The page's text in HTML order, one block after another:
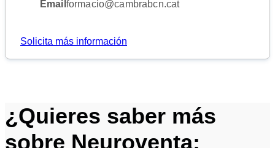
Email formacio@cambrabcn.cat
Solicita más información
¿Quieres saber más
sobre Neuroventa: